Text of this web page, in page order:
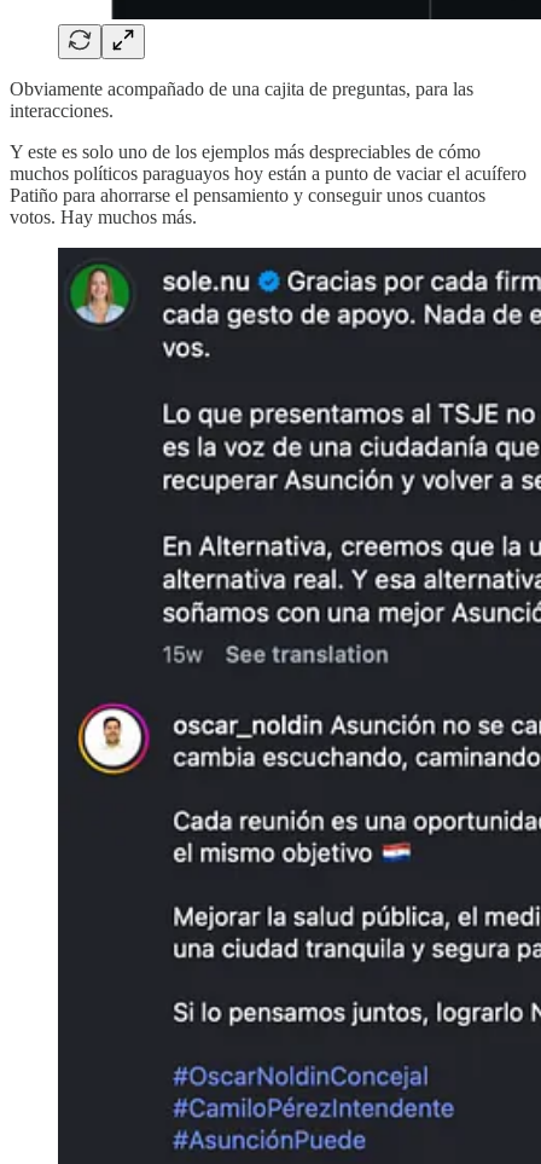
Obviamente acompañado de una cajita de preguntas, para las
interacciones.
Y este es solo uno de los ejemplos más despreciables de cómo
muchos políticos paraguayos hoy están a punto de vaciar el acuífero
Patiño para ahorrarse el pensamiento y conseguir unos cuantos
votos. Hay muchos más.